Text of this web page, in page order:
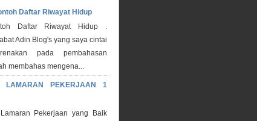
Daftar Riwayat Hidup
Daftar Riwayat Hidup .
Adin Blog's yang saya cintai
pada pembahasan
membahas mengena...
LAMARAN PEKERJAAN 1
Pekerjaan yang Baik